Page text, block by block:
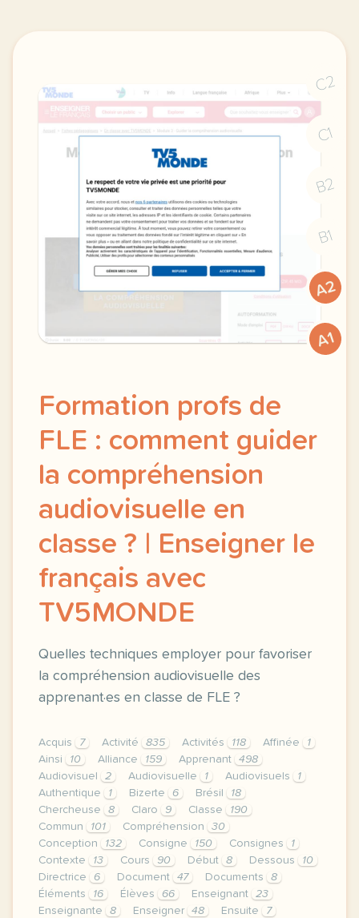
C2
C1
B2
B1
A2
A1
Formation profs de
FLE : comment guider
la compréhension
audiovisuelle en
classe ? | Enseigner le
français avec
TV5MONDE
Quelles techniques employer pour favoriser
la compréhension audiovisuelle des
apprenant·es en classe de FLE ?
Acquis 7 Activité 835 Activités 118 Affinée
1
Ainsi
10 Alliance 159 Apprenant
498
Audiovisuel
2 Audiovisuelle 1 Audiovisuels
1
Authentique
1 Bizerte 6 Brésil
18
Chercheuse
8 Claro 9 Classe
190
Commun
101 Compréhension
30
Conception
132 Consigne 150 Consignes
1
Contexte
13 Cours 90 Début 8 Dessous
10
Directrice
6 Document 47 Documents
8
Éléments
16 Élèves 66 Enseignant
23
Enseignante
8 Enseigner 48 Ensuite
7